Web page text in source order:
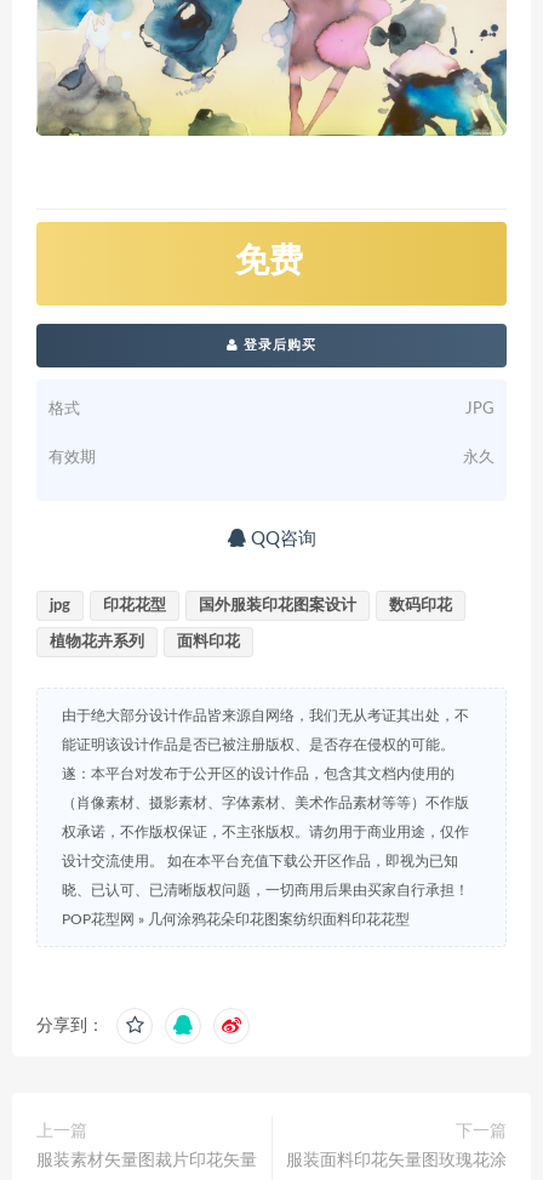
免费
登录后购买
格式 JPG
有效期 永久
QQ咨询
jpg 印花花型 国外服装印花图案设计 数码印花
植物花卉系列 面料印花
由于绝大部分设计作品皆来源自网络，我们无从考证其出处，不
能证明该设计作品是否已被注册版权、是否存在侵权的可能。
遂：本平台对发布于公开区的设计作品，包含其文档内使用的
（肖像素材、摄影素材、字体素材、美术作品素材等等）不作版
权承诺，不作版权保证，不主张版权。请勿用于商业用途，仅作
设计交流使用。 如在本平台充值下载公开区作品，即视为已知
晓、已认可、已清晰版权问题，一切商用后果由买家自行承担！
POP花型网 » 几何涂鸦花朵印花图案纺织面料印花花型
分享到：
上一篇
服装素材矢量图裁片印花矢量
下一篇
服装面料印花矢量图玫瑰花涂